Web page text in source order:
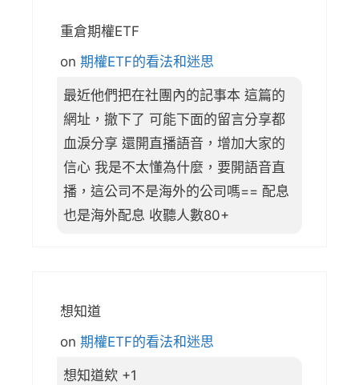
重倉期權ETF
on 期權ETF的看法和迷思
最近他們把在社團內的記事本 這篇的
網址，撤下了 可能下面的留言分享都
血淚分享 還開直播語音，增加大家的
信心 我是不太懂為什麼，要開語音直
播，這公司不是海外的公司嗎== 配息
也是海外配息 收聽人數80+
想知道
on 期權ETF的看法和迷思
想知道欸 +1